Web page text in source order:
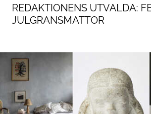
REDAKTIONENS UTVALDA:
JULGRANSMATTOR